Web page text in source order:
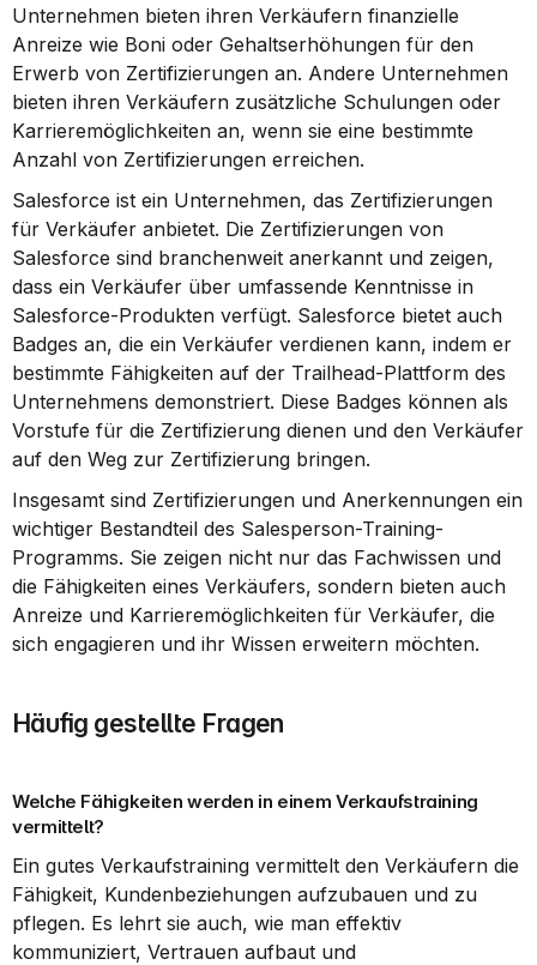
Unternehmen bieten ihren Verkäufern finanzielle
Anreize wie Boni oder Gehaltserhöhungen für den
Erwerb von Zertifizierungen an. Andere Unternehmen
bieten ihren Verkäufern zusätzliche Schulungen oder
Karrieremöglichkeiten an, wenn sie eine bestimmte
Anzahl von Zertifizierungen erreichen.
Salesforce ist ein Unternehmen, das Zertifizierungen
für Verkäufer anbietet. Die Zertifizierungen von
Salesforce sind branchenweit anerkannt und zeigen,
dass ein Verkäufer über umfassende Kenntnisse in
Salesforce-Produkten verfügt. Salesforce bietet auch
Badges an, die ein Verkäufer verdienen kann, indem er
bestimmte Fähigkeiten auf der Trailhead-Plattform des
Unternehmens demonstriert. Diese Badges können als
Vorstufe für die Zertifizierung dienen und den Verkäufer
auf den Weg zur Zertifizierung bringen.
Insgesamt sind Zertifizierungen und Anerkennungen ein
wichtiger Bestandteil des Salesperson-Training-
Programms. Sie zeigen nicht nur das Fachwissen und
die Fähigkeiten eines Verkäufers, sondern bieten auch
Anreize und Karrieremöglichkeiten für Verkäufer, die
sich engagieren und ihr Wissen erweitern möchten.
Häufig gestellte Fragen
Welche Fähigkeiten werden in einem Verkaufstraining
vermittelt?
Ein gutes Verkaufstraining vermittelt den Verkäufern die
Fähigkeit, Kundenbeziehungen aufzubauen und zu
pflegen. Es lehrt sie auch, wie man effektiv
kommuniziert, Vertrauen aufbaut und